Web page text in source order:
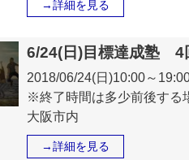
→詳細を見る
6/24(日)目標達成塾 4
2018/06/24(日)10:00～
※終了時間は多少前後する
大阪市内
→詳細を見る